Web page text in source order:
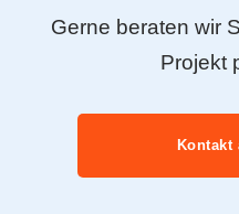
Gerne beraten wir
Projekt
Kontakt